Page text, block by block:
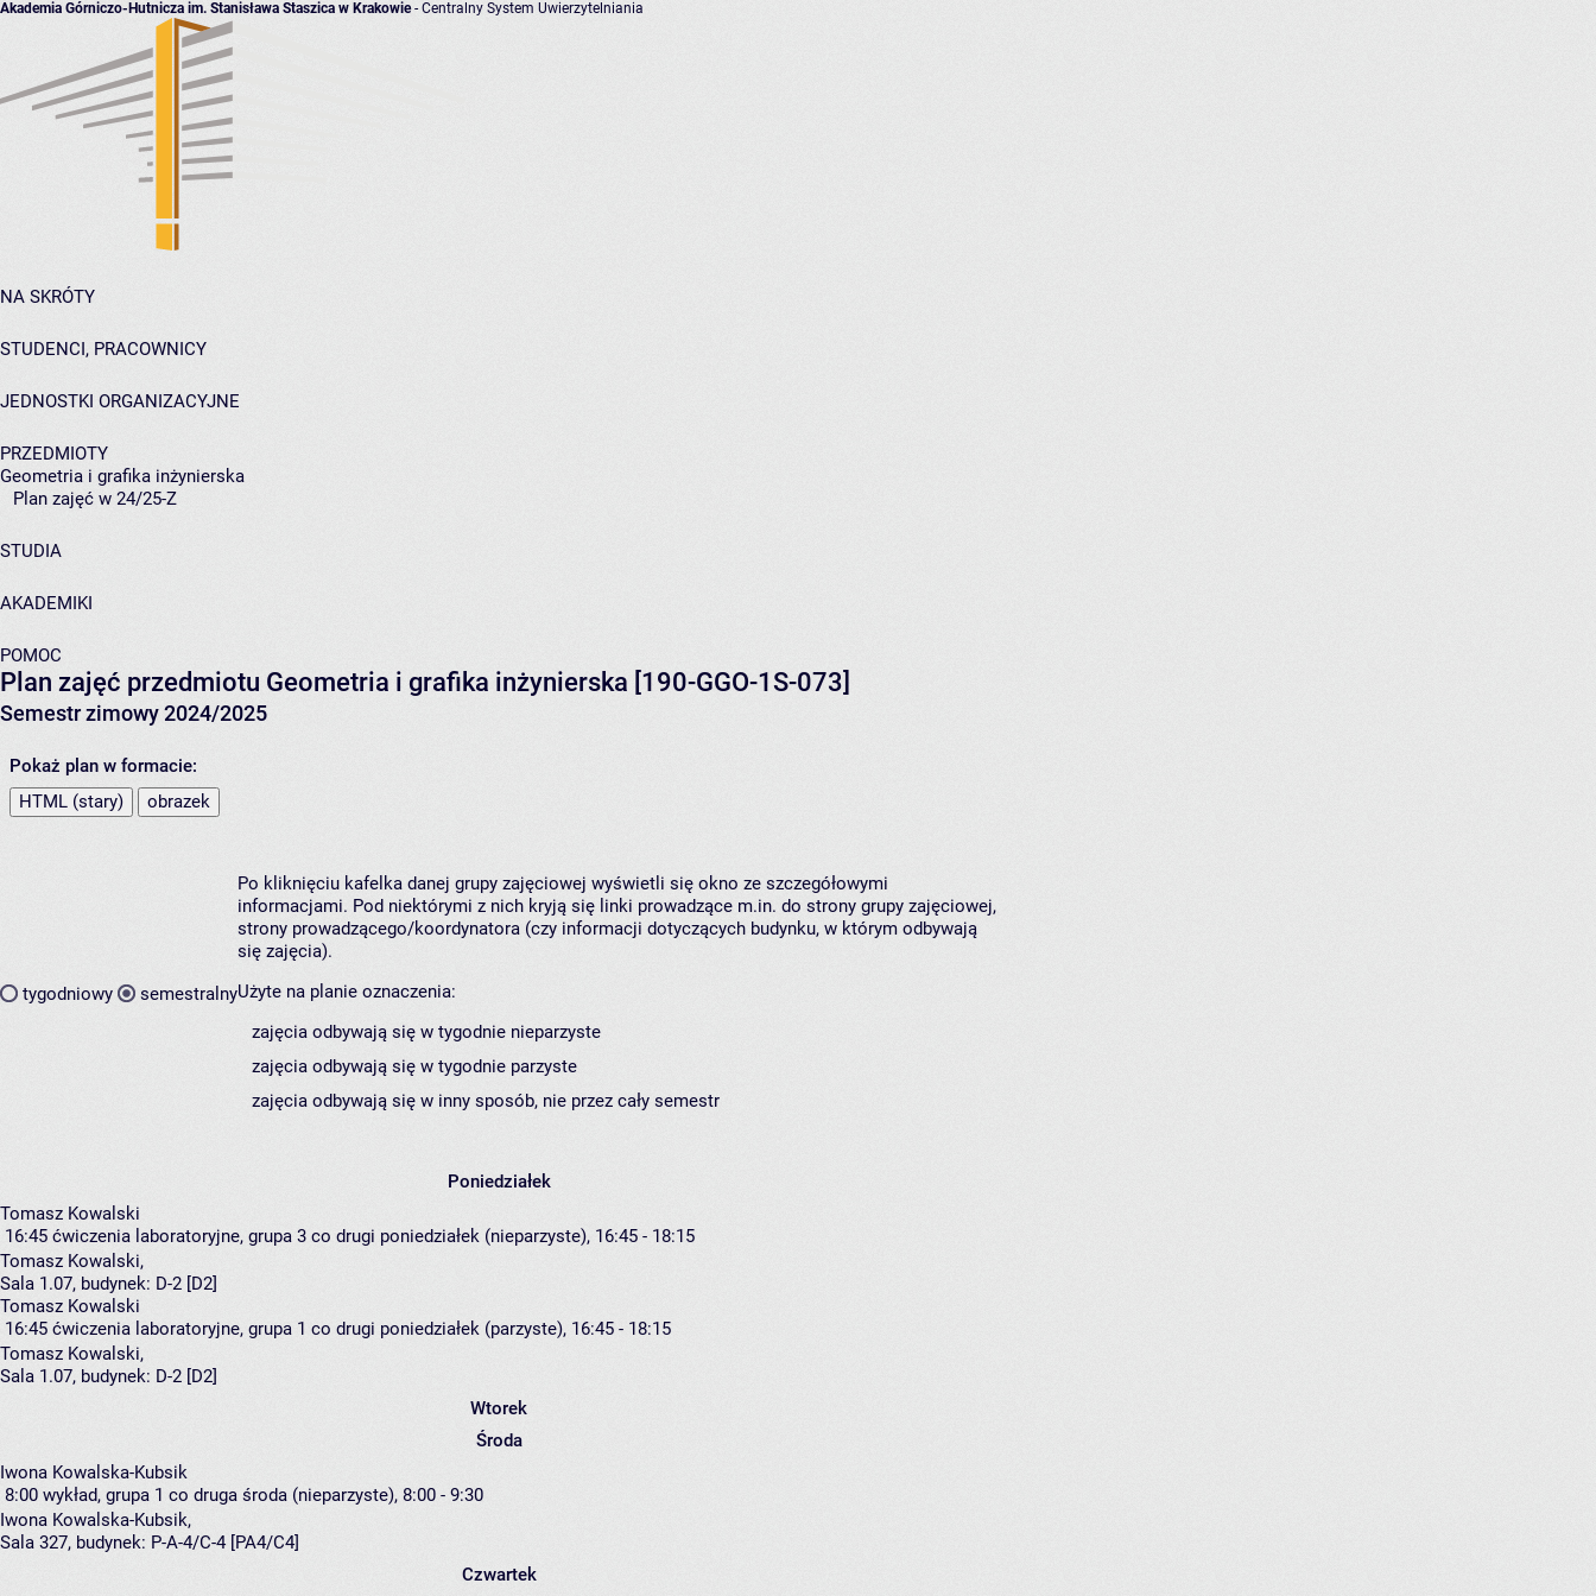
Akademia Górniczo-Hutnicza im. Stanisława Staszica w Krakowie- Centralny System Uwierzytelniania
NA SKRÓTY
STUDENCI, PRACOWNICY
JEDNOSTKI ORGANIZACYJNE
PRZEDMIOTY
Geometria i grafika inżynierska
Plan zajęć w 24/25-Z
STUDIA
AKADEMIKI
POMOC
Plan zajęć przedmiotu Geometria i grafika inżynierska [190-GGO-1S-073]
Semestr zimowy 2024/2025
Pokaż plan w formacie:
HTML (stary)
obrazek
tygodniowy semestralny
Po kliknięciu kafelka danej grupy zajęciowej wyświetli się okno ze szczegółowymi
informacjami. Pod niektórymi z nich kryją się linki prowadzące m.in. do strony grupy zajęciowej,
strony prowadzącego/koordynatora (czy informacji dotyczących budynku, w którym odbywają
się zajęcia).
Użyte na planie oznaczenia:
zajęcia odbywają się w tygodnie nieparzyste
zajęcia odbywają się w tygodnie parzyste
zajęcia odbywają się w inny sposób, nie przez cały semestr
Poniedziałek
Tomasz Kowalski
16:45 ćwiczenia laboratoryjne, grupa 3 co drugi poniedziałek (nieparzyste), 16:45 - 18:15
Tomasz Kowalski,
Sala 1.07, budynek: D-2 [D2]
Tomasz Kowalski
16:45 ćwiczenia laboratoryjne, grupa 1 co drugi poniedziałek (parzyste), 16:45 - 18:15
Tomasz Kowalski,
Sala 1.07, budynek: D-2 [D2]
Wtorek
Środa
Iwona Kowalska-Kubsik
8:00 wykład, grupa 1 co druga środa (nieparzyste), 8:00 - 9:30
Iwona Kowalska-Kubsik,
Sala 327, budynek: P-A-4/C-4 [PA4/C4]
Czwartek